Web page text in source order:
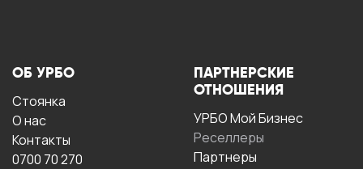
ОБ УРБО
Стоянка
О нас
Контакты
0700 70 270
ПАРТНЕРСКИЕ
ОТНОШЕНИЯ
УРБО Мой Бизнес
Реселлеры
Партнеры